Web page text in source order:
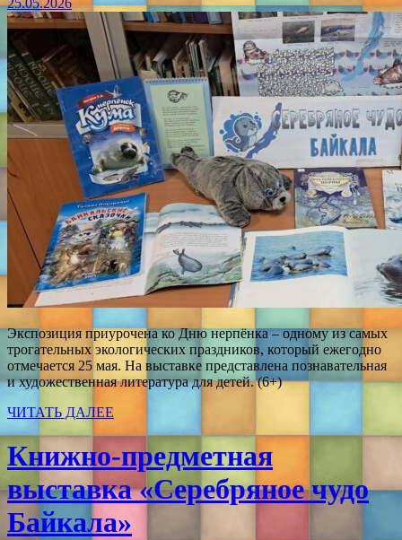
Экспозиция приурочена ко Дню нерпёнка – одному из самых
трогательных экологических праздников, который ежегодно
отмечается 25 мая. На выставке представлена познавательная
и художественная литература для детей. (6+)
ЧИТАТЬ ДАЛЕЕ
Книжно-предметная
выставка «Серебряное чудо
Байкала»